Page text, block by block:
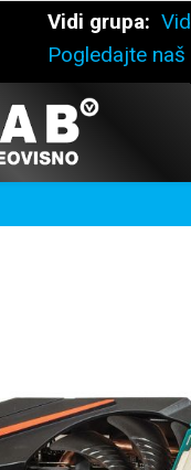
Vidi grupa:
Pogledajte